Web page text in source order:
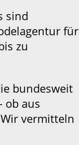
sind
für
zu
bundesweit
ob aus
vermitteln